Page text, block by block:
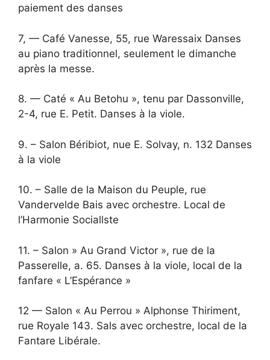
paiement des danses
7, — Café Vanesse, 55, rue Waressaix Danses
au piano traditionnel, seulement le dimanche
après la messe.
8. — Caté « Au Betohu », tenu par Dassonville,
2-4, rue E. Petit. Danses à la viole.
9. – Salon Béribiot, nue E. Solvay, n. 132 Danses
à la viole
10. – Salle de la Maison du Peuple, rue
Vandervelde Bais avec orchestre. Local de
l’Harmonie Sociallste
11. – Salon » Au Grand Victor », rue de la
Passerelle, a. 65. Danses à la viole, local de la
fanfare « L’Espérance »
12 — Salon « Au Perrou » Alphonse Thiriment,
rue Royale 143. Sals avec orchestre, local de la
Fantare Libérale.